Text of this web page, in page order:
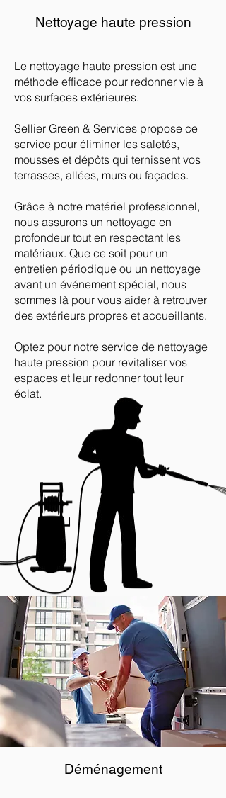
Nettoyage haute pression
Le nettoyage haute pression est une
méthode efficace pour redonner vie à
vos surfaces extérieures.
Sellier Green & Services propose ce
service pour éliminer les saletés,
mousses et dépôts qui ternissent vos
terrasses, allées, murs ou façades.
Grâce à notre matériel professionnel,
nous assurons un nettoyage en
profondeur tout en respectant les
matériaux. Que ce soit pour un
entretien périodique ou un nettoyage
avant un événement spécial, nous
sommes là pour vous aider à retrouver
des extérieurs propres et accueillants.
Optez pour notre service de nettoyage
haute pression pour revitaliser vos
espaces et leur redonner tout leur
éclat.
Déménagement